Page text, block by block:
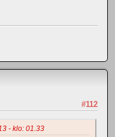
#112
- klo: 01.33